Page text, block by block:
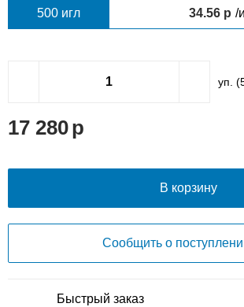
500 игл 34.56 /
уп. (
17 280
В корзину
Сообщить о
Быстрый заказ